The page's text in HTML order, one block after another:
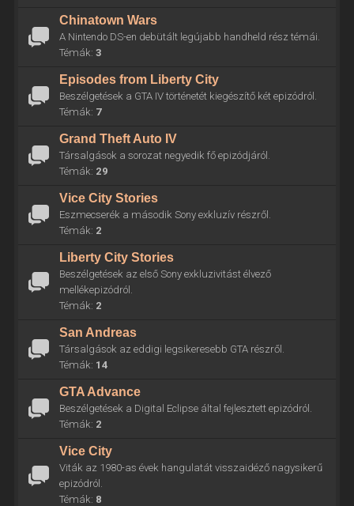
Chinatown Wars
A Nintendo DS-en debütált legújabb handheld rész témái.
Témák: 3
Episodes from Liberty City
Beszélgetések a GTA IV történetét kiegészítő két epizódról.
Témák: 7
Grand Theft Auto IV
Társalgások a sorozat negyedik fő epizódjáról.
Témák: 29
Vice City Stories
Eszmecserék a második Sony exkluzív részről.
Témák: 2
Liberty City Stories
Beszélgetések az első Sony exkluzivitást élvező
mellékepizódról.
Témák: 2
San Andreas
Társalgások az eddigi legsikeresebb GTA részről.
Témák: 14
GTA Advance
Beszélgetések a Digital Eclipse által fejlesztett epizódról.
Témák: 2
Vice City
Viták az 1980-as évek hangulatát visszaidéző nagysikerű
epizódról.
Témák: 8